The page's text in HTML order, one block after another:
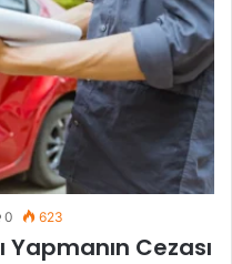
0 623
Yapmanın Cezası